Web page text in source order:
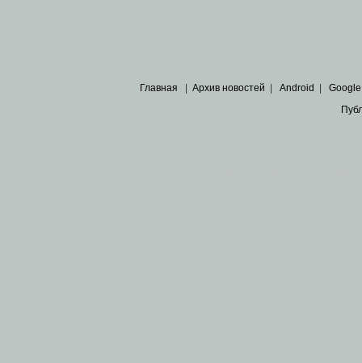
Главная Архив новостей Android Google